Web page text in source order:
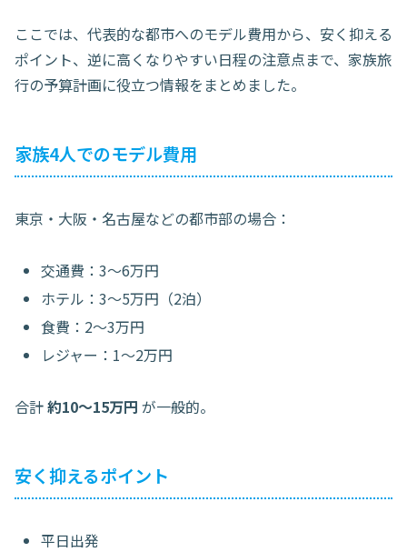
ここでは、代表的な都市へのモデル費用から、安く抑える
ポイント、逆に高くなりやすい日程の注意点まで、家族旅
行の予算計画に役立つ情報をまとめました。
家族4人でのモデル費用
東京・大阪・名古屋などの都市部の場合：
交通費：3〜6万円
ホテル：3〜5万円（2泊）
食費：2〜3万円
レジャー：1〜2万円
合計約10〜15万円 が一般的。
安く抑えるポイント
平日出発